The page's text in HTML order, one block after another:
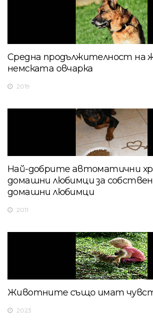
Средна продължителност на
немската овчарка
2019
Най-добрите автоматични
домашни любимци за
домашни любимци
2011
Животните също имат
2023